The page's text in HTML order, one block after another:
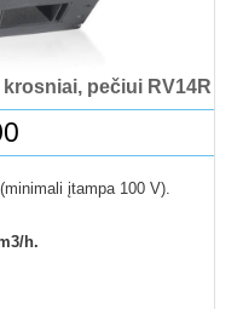
pečiui RV14R
įtampa 100 V).
h.